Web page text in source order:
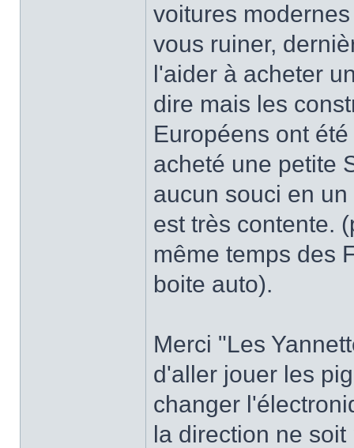
voitures
vous ruiner,
l'aider à acheter
dire mais les
Européens ont
acheté une petite
aucun souci en
est très contente.
même temps des
boite auto).
Merci "Les
d'aller jouer les
changer
la direction ne